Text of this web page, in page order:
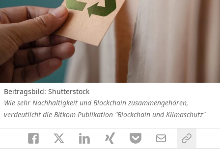
Beitragsbild: Shutterstock
Wie sehr Nachhaltigkeit und Blockchain zusammengehören,
verdeutlicht die Bitkom-Publikation "Blockchain und Klimaschutz"